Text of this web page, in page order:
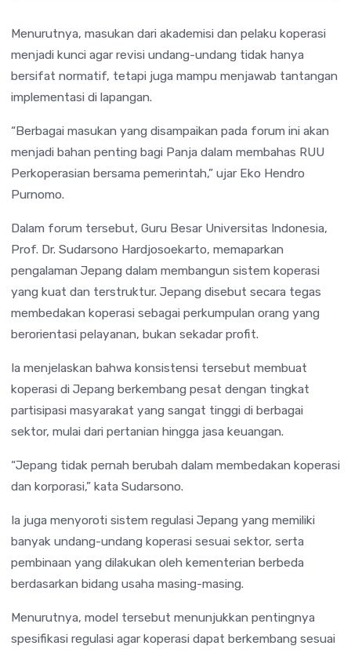
Menurutnya, masukan dari akademisi dan pelaku koperasi
menjadi kunci agar revisi undang-undang tidak hanya
bersifat normatif, tetapi juga mampu menjawab tantangan
implementasi di lapangan.
“Berbagai masukan yang disampaikan pada forum ini akan
menjadi bahan penting bagi Panja dalam membahas RUU
Perkoperasian bersama pemerintah,” ujar Eko Hendro
Purnomo.
Dalam forum tersebut, Guru Besar Universitas Indonesia,
Prof. Dr. Sudarsono Hardjosoekarto, memaparkan
pengalaman Jepang dalam membangun sistem koperasi
yang kuat dan terstruktur. Jepang disebut secara tegas
membedakan koperasi sebagai perkumpulan orang yang
berorientasi pelayanan, bukan sekadar profit.
Ia menjelaskan bahwa konsistensi tersebut membuat
koperasi di Jepang berkembang pesat dengan tingkat
partisipasi masyarakat yang sangat tinggi di berbagai
sektor, mulai dari pertanian hingga jasa keuangan.
“Jepang tidak pernah berubah dalam membedakan koperasi
dan korporasi,” kata Sudarsono.
Ia juga menyoroti sistem regulasi Jepang yang memiliki
banyak undang-undang koperasi sesuai sektor, serta
pembinaan yang dilakukan oleh kementerian berbeda
berdasarkan bidang usaha masing-masing.
Menurutnya, model tersebut menunjukkan pentingnya
spesifikasi regulasi agar koperasi dapat berkembang sesuai